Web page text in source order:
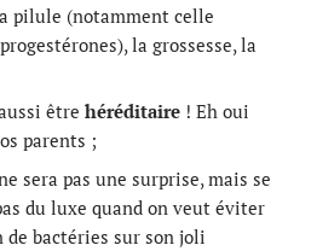
pilule (notamment celle
la grossesse, la
être héréditaire ! Eh oui
parents ;
sera pas une surprise, mais se
du luxe quand on veut éviter
bactéries sur son joli